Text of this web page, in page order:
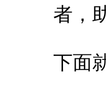
者，
下面